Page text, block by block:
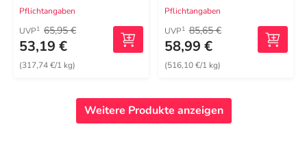
Pflichtangaben
UVP1 65,95 €
53,19 €
(317,74 €/1 kg)
Pflichtangaben
UVP1 85,65 €
58,99 €
(516,10 €/1 kg)
Weitere Produkte anzeigen